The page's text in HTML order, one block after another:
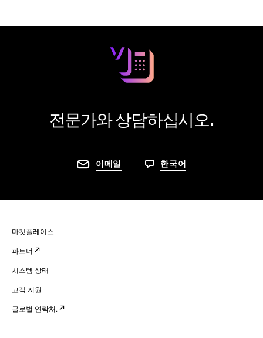
전문가와 상담하십시오.
이메일 한국어
마켓플레이스
파트너
시스템 상태
고객 지원
글로벌 연락처.